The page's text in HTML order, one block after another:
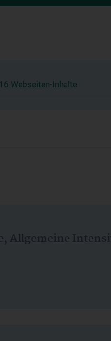
Webseiten-Inhalte
Allgemeine